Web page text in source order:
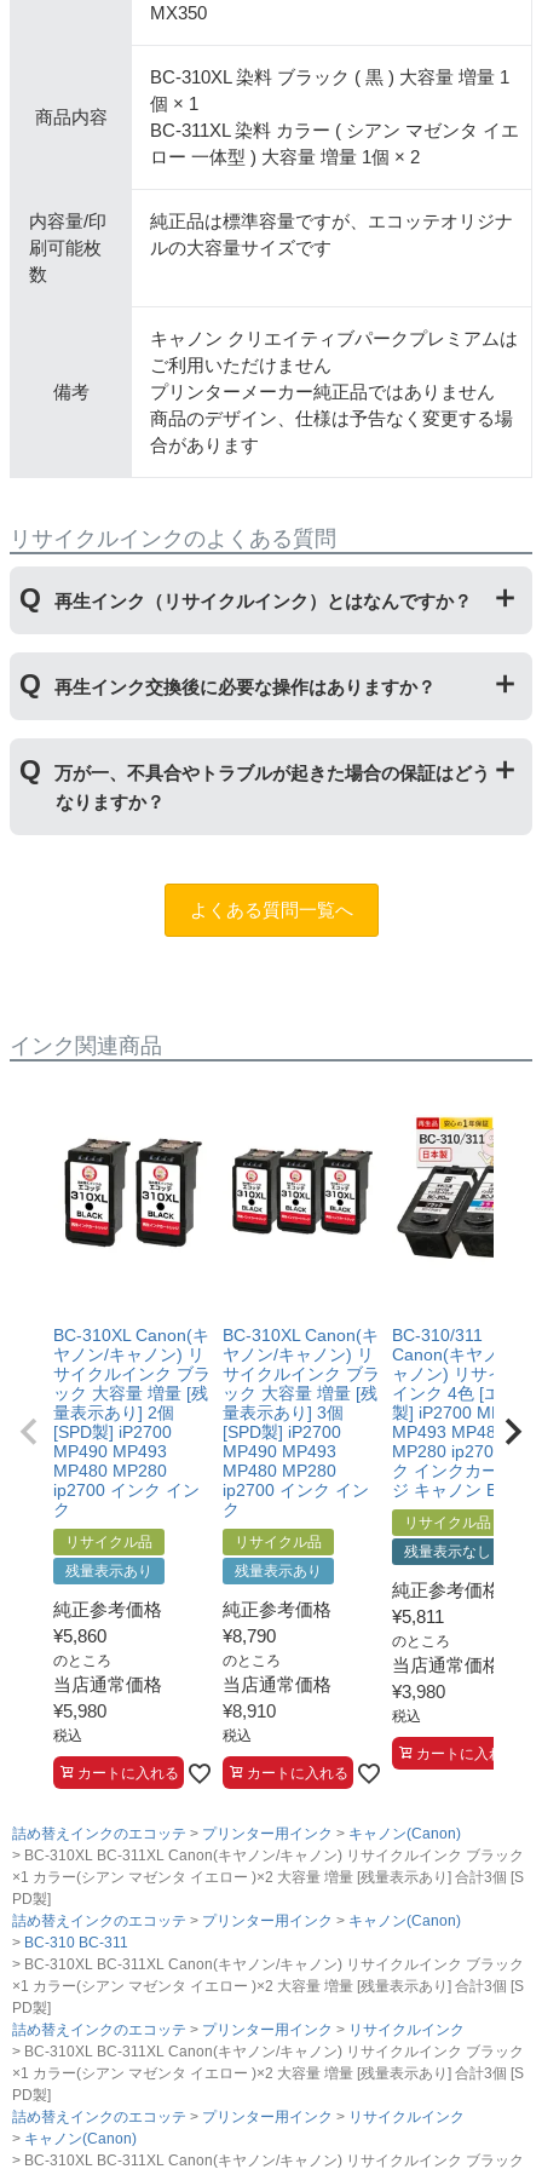
MX350
商品内容
BC-310XL 染料 ブラック ( 黒 ) 大容量 増量 1
個 × 1
BC-311XL 染料 カラー ( シアン マゼンタ イエ
ロー 一体型 ) 大容量 増量 1個 × 2
内容量/印
刷可能枚
数
純正品は標準容量ですが、エコッテオリジナ
ルの大容量サイズです
備考
キャノン クリエイティブパークプレミアムは
ご利用いただけません
プリンターメーカー純正品ではありません
商品のデザイン、仕様は予告なく変更する場
合があります
リサイクルインクのよくある質問
再生インク（リサイクルインク）とはなんですか？
にて洗浄やインク充填をしたうえで、再度販売している
商品です。純正品に比べて、印刷代を節約することがで
再生インク交換後に必要な操作はありますか？
無効操作」が必要となる場合がございます。プリンター
やパソコンにインク残量は表示されなくなりますが、ス
トップボタンを5秒以上押していただくとご使用いただ
純正品と同様にインク残量表示が必要なお客様は商品名
[残量表示あり]と記載された商品
をお買い求めくださ
万が一、不具合やトラブルが起きた場合の保証はどう
なりますか？
お問い合わせフォーム
よくある質問一覧へ
インク関連商品
BC-310XL Canon(キ
ヤノン/キャノン) リ
サイクルインク ブラ
ック 大容量 増量 [残
量表示あり] 2個
[SPD製] iP2700
MP490 MP493
MP480 MP280
ip2700 インク イン
ク
リサイクル品
残量表示あり
純正参考価格
¥5,860
のところ
当店通常価格
¥5,980
税込
カートに入れる
BC-310XL Canon(キ
ヤノン/キャノン) リ
サイクルインク ブラ
ック 大容量 増量 [残
量表示あり] 3個
[SPD製] iP2700
MP490 MP493
MP480 MP280
ip2700 インク イン
ク
リサイクル品
残量表示あり
純正参考価格
¥8,790
のところ
当店通常価格
¥8,910
税込
カートに入れる
BC-310/311
Canon(キヤノン/キ
ャノン) リサイクル
インク 4色 [エコリ
製] iP2700 MP490
MP493 MP480
MP280 ip2700 イン
ク インクカートリ
ジ キャノン BC-
リサイクル品
残量表示なし
純正参考価格
¥5,811
のところ
当店通常価格
¥3,980
税込
カートに入れる
詰め替えインクのエコッテ プリンター用インク
キャノン(Canon)
BC-310XL BC-311XL Canon(キヤノン/キャノン) リサイクルインク ブラック
×1 カラー(シアン マゼンタ イエロー )×2 大容量 増量 [残量表示あり] 合計3個 [S
PD製]
詰め替えインクのエコッテ
プリンター用インク
キャノン(Canon)
BC-310 BC-311
BC-310XL BC-311XL Canon(キヤノン/キャノン) リサイクルインク ブラック
×1 カラー(シアン マゼンタ イエロー )×2 大容量 増量 [残量表示あり] 合計3個 [S
PD製]
詰め替えインクのエコッテ
プリンター用インク
リサイクルインク
BC-310XL BC-311XL Canon(キヤノン/キャノン) リサイクルインク ブラック
×1 カラー(シアン マゼンタ イエロー )×2 大容量 増量 [残量表示あり] 合計3個 [S
PD製]
詰め替えインクのエコッテ
プリンター用インク
リサイクルインク
キャノン(Canon)
BC-310XL BC-311XL Canon(キヤノン/キャノン) リサイクルインク ブラック